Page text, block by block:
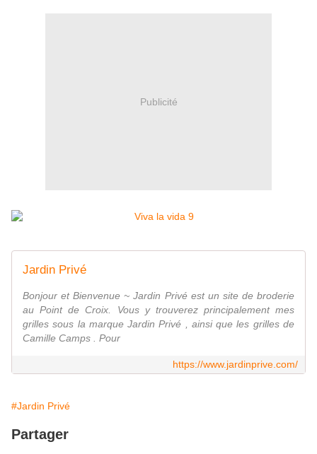
Publicité
Jardin Privé
Bonjour et Bienvenue ~ Jardin Privé est un site de broderie
au Point de Croix. Vous y trouverez principalement mes
grilles sous la marque Jardin Privé , ainsi que les grilles de
Camille Camps . Pour
https://www.jardinprive.com/
#Jardin Privé
Partager